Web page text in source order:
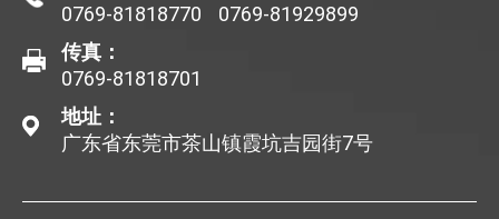
0769-81818770
0769-81929899
传真：
0769-81818701
地址：
广东省东莞市茶山镇霞坑吉园街7号